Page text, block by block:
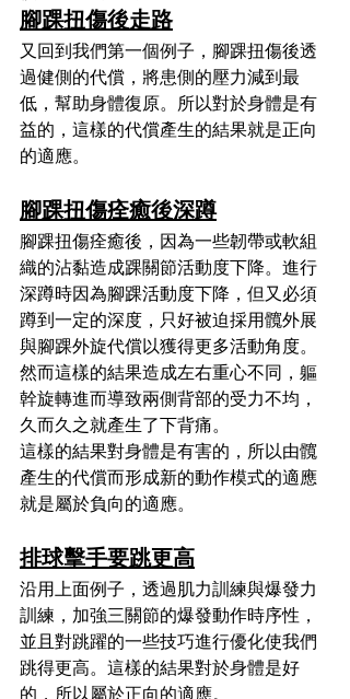
腳踝扭傷後走路
又回到我們第一個例子，腳踝扭傷後透
過健側的代償，將患側的壓力減到最
低，幫助身體復原。所以對於身體是有
益的，這樣的代償產生的結果就是正向
的適應。
腳踝扭傷痊癒後深蹲
腳踝扭傷痊癒後，因為一些韌帶或軟組
織的沾黏造成踝關節活動度下降。進行
深蹲時因為腳踝活動度下降，但又必須
蹲到一定的深度，只好被迫採用髖外展
與腳踝外旋代償以獲得更多活動角度。
然而這樣的結果造成左右重心不同，軀
幹旋轉進而導致兩側背部的受力不均，
久而久之就產生了下背痛。
這樣的結果對身體是有害的，所以由髖
產生的代償而形成新的動作模式的適應
就是屬於負向的適應。
排球擊手要跳更高
沿用上面例子，透過肌力訓練與爆發力
訓練，加強三關節的爆發動作時序性，
並且對跳躍的一些技巧進行優化使我們
跳得更高。這樣的結果對於身體是好
的，所以屬於正向的適應。